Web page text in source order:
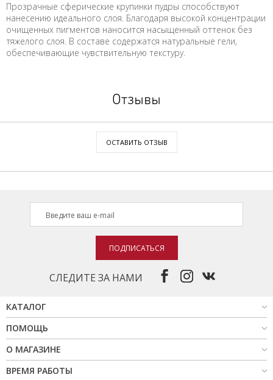
Прозрачные сферические крупинки пудры способствуют
нанесению идеального слоя. Благодаря высокой концентрации
очищенных пигментов наносится насыщенный оттенок без
тяжелого слоя. В составе содержатся натуральные гели,
обеспечивающие чувствительную текстуру.
Отзывы
ОСТАВИТЬ ОТЗЫВ
СЛЕДИТЕ ЗА НАМИ
ПОДПИСАТЬСЯ
КАТАЛОГ
ПОМОЩЬ
О МАГАЗИНЕ
ВРЕМЯ РАБОТЫ